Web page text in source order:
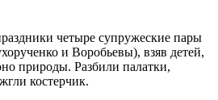
четыре супружеские пары
и Воробьевы), взяв детей,
природы. Разбили палатки,
костерчик.